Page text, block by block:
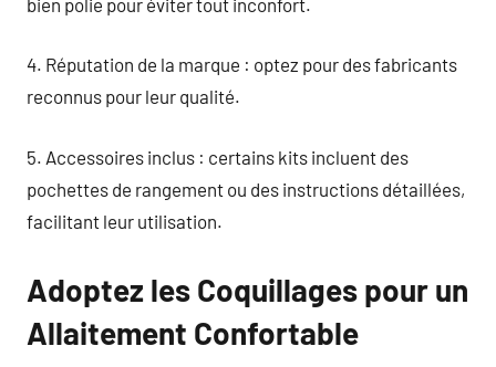
4. Réputation de la marque : optez pour des fabricants
reconnus pour leur qualité.
5. Accessoires inclus : certains kits incluent des
pochettes de rangement ou des instructions détaillées,
facilitant leur utilisation.
Adoptez les Coquillages pour un
Allaitement Confortable